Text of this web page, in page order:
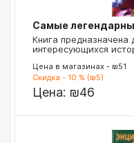
Самые
Книга предназначена
интересующихся
Цена в магазинах - ₪51
Скидка - 10 % (₪5)
Цена: ₪46